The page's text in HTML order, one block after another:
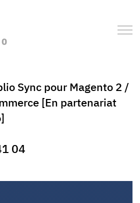
Sync pour Magento 2 /
[En partenariat
04